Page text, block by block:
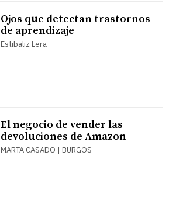
Ojos que detectan trastornos
de aprendizaje
Estibaliz Lera
El negocio de vender las
devoluciones de Amazon
MARTA CASADO | BURGOS